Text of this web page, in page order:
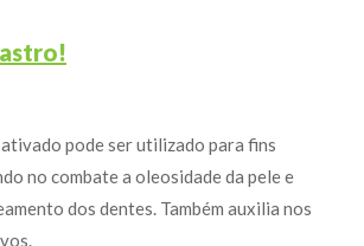
pode ser utilizado para fins
no combate a oleosidade da pele e
dos dentes. Também auxilia nos